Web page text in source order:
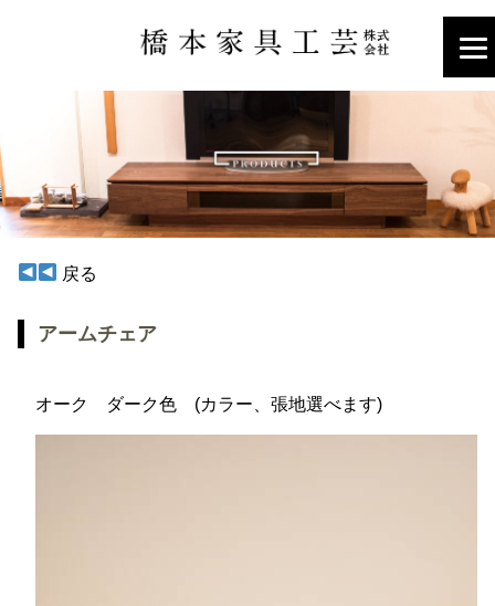
戻る
アームチェア
オーク ダーク色 (カラー、張地選べます)